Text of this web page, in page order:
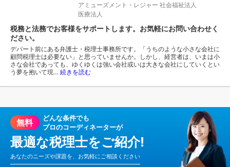
アミューズメント・レジャー 社会福祉法人
医療法人
税務と法務でお客様をサポートします。お気軽にお問い合わせく
ださい。
デパート前にある弁護士・税理士事務所です。「うちのような小さな会社に
顧問税理士は必要ない」と思っていませんか。しかし、経営者は、いまは小
さな会社であっても、ゆくゆくは強い会社或いは大きな会社にしていくとい
う夢を抱いて現… 続きを読む
無料
どんな条件でも
プロのコーディネーターが
最適な税理士をご紹介!
あなたのニーズや課題を、お気軽にご相談ください